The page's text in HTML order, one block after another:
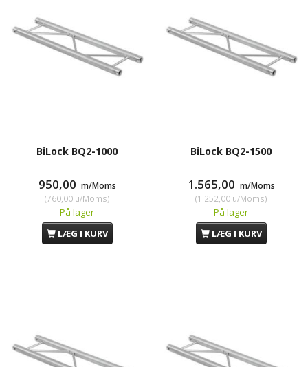
BiLock BQ2-1000
950,00 m/Moms
(760,00u/Moms)
På lager
LÆG I KURV
BiLock BQ2-1500
1.565,00 m/Moms
(1.252,00u/Moms)
På lager
LÆG I KURV